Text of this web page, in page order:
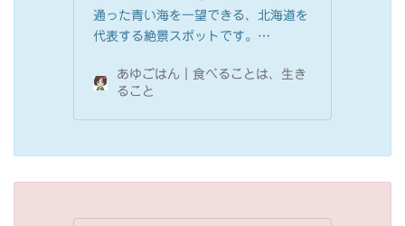
通った青い海を一望できる、北海道を
代表する絶景スポットです。…
あゆごはん｜食べることは、生き
ること